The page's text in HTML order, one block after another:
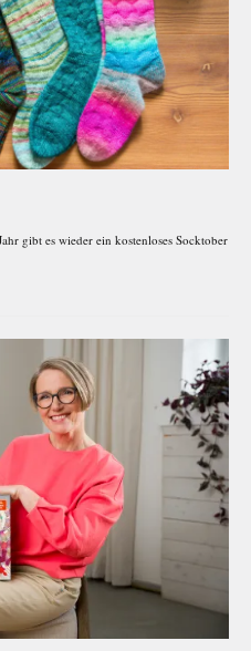
gibt es wieder ein kostenloses Socktober